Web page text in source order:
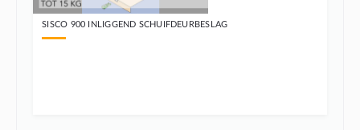
SISCO 900 INLIGGEND SCHUIFDEURBESLAG